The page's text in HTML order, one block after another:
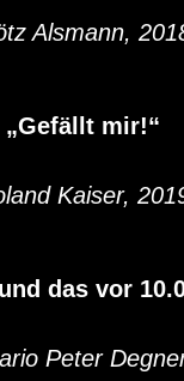
Alsmann,
„Gefällt mir!“
Kaiser,
das vor
Peter